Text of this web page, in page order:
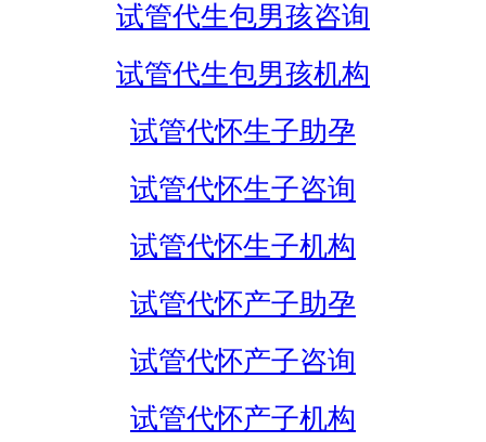
试管代生包男孩咨询
试管代生包男孩机构
试管代怀生子助孕
试管代怀生子咨询
试管代怀生子机构
试管代怀产子助孕
试管代怀产子咨询
试管代怀产子机构